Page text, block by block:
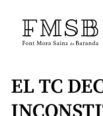
Home
EL TC